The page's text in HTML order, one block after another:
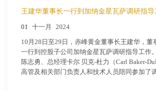
王建华董事长一行到加纳金星瓦萨调研指导
01 十一月 2024
10月28日至29日，赤峰黄金董事长王建华，董
一行到控股子公司加纳金星瓦萨调研指导工作
陈志勇、总经理卡尔 贝克-杜力（Carl Baker-
高管及相关部门负责人和技术人员陪同参加了